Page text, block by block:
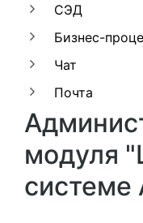
СЭД
Бизнес-
Чат
Почта
модуля
системе